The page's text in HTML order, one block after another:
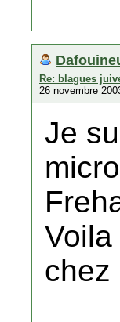
Re: blagues
26 novembre
Je
chez